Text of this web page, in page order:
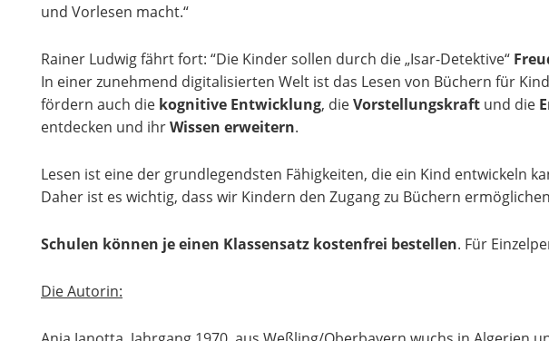
und Vorlesen macht.“
Rainer Ludwig fährt fort: “Die Kinder sollen durch die „Isar-Detektive“
In einer zunehmend digitalisierten Welt ist das Lesen von Büchern für
fördern auch die kognitive Entwicklung, dieVorstellungskraft und die
entdecken und ihrWissen erweitern.
Lesen ist eine der grundlegendsten Fähigkeiten, die ein Kind entwickeln
Daher ist es wichtig, dass wir Kindern den Zugang zu Büchern
Schulen können je einen Klassensatz kostenfrei bestellen. Für
Die Autorin: